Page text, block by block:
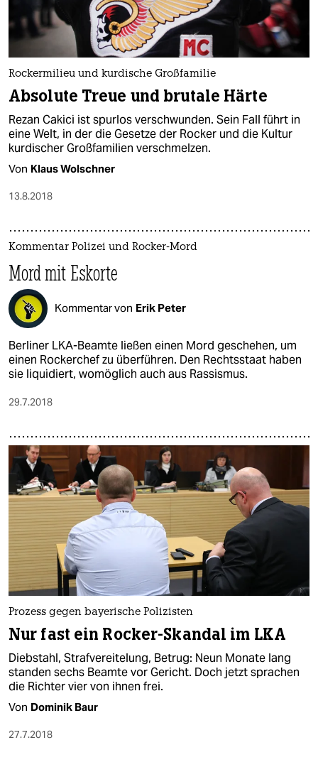
Rockermilieu und kurdische Großfamilie
Absolute Treue und brutale Härte
Rezan Cakici ist spurlos verschwunden. Sein Fall führt in
eine Welt, in der die Gesetze der Rocker und die Kultur
kurdischer Großfamilien verschmelzen.
Von Klaus Wolschner
13.8.2018
Kommentar Polizei und Rocker-Mord
Mord mit Eskorte
Kommentar von Erik Peter
Berliner LKA-Beamte ließen einen Mord geschehen, um
einen Rockerchef zu überführen. Den Rechtsstaat haben
sie liquidiert, womöglich auch aus Rassismus.
29.7.2018
Prozess gegen bayerische Polizisten
Nur fast ein Rocker-Skandal im LKA
Diebstahl, Strafvereitelung, Betrug: Neun Monate lang
standen sechs Beamte vor Gericht. Doch jetzt sprachen
die Richter vier von ihnen frei.
Von Dominik Baur
27.7.2018